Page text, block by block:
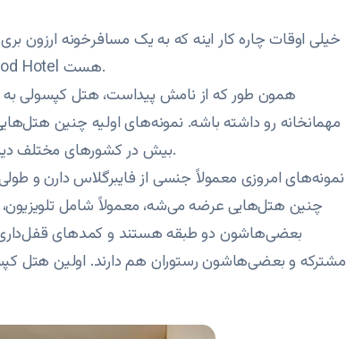
خیلی اوقات چاره کار اینه که به یک مسافرخونه
یا Pod Hotel هست.
همون طور که از نامش پیداست، هتل کپسولی به
مهمانخانه رو داشته باشه. نمونه‌های اولیه چنین
بیش در کشورهای مختلف دیده می‌شه و البته حیف که توی ایران خبری ازش نیست.
چنین هتل‌هایی عرضه می‌شه، معمولاً شامل تلویزیون،
بعضی‌هاشون دو طبقه هستند و کمدهای